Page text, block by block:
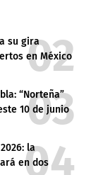
su gira
en México
“Norteña”
10 de junio
la
en dos